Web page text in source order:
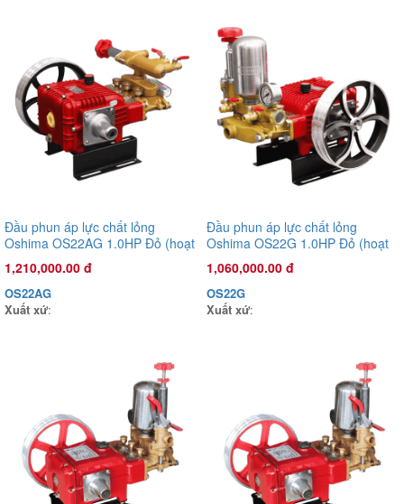
Đầu phun áp lực chất lỏng Oshima OS-35AST 1.0HP Xanh đậm
(hoạt động bằng sức kéo động cơ)
3,925,000.00 đ
OS35AST
Xuất xứ
Đầu phun áp lực chất lỏng
Oshima OS22AG 1.0HP Đỏ (hoạt
động bằng sức kéo động cơ)
1,210,000.00 đ
OS22AG
Xuất xứ:
Đầu phun áp lực chất lỏng
Oshima OS22G 1.0HP Đỏ (hoạt
động bằng sức kéo động cơ)
1,060,000.00 đ
OS22G
Xuất xứ: